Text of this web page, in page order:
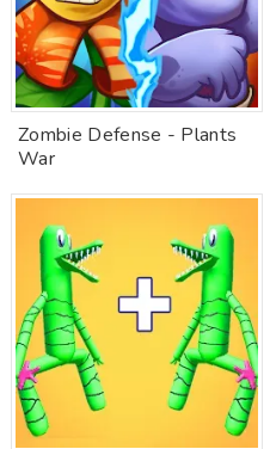
Zombie Defense - Plants
War